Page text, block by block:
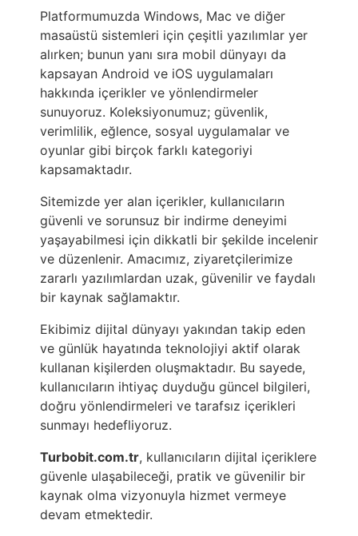
Platformumuzda Windows, Mac ve diğer
masaüstü sistemleri için çeşitli yazılımlar yer
alırken; bunun yanı sıra mobil dünyayı da
kapsayan Android ve iOS uygulamaları
hakkında içerikler ve yönlendirmeler
sunuyoruz. Koleksiyonumuz; güvenlik,
verimlilik, eğlence, sosyal uygulamalar ve
oyunlar gibi birçok farklı kategoriyi
kapsamaktadır.
Sitemizde yer alan içerikler, kullanıcıların
güvenli ve sorunsuz bir indirme deneyimi
yaşayabilmesi için dikkatli bir şekilde incelenir
ve düzenlenir. Amacımız, ziyaretçilerimize
zararlı yazılımlardan uzak, güvenilir ve faydalı
bir kaynak sağlamaktır.
Ekibimiz dijital dünyayı yakından takip eden
ve günlük hayatında teknolojiyi aktif olarak
kullanan kişilerden oluşmaktadır. Bu sayede,
kullanıcıların ihtiyaç duyduğu güncel bilgileri,
doğru yönlendirmeleri ve tarafsız içerikleri
sunmayı hedefliyoruz.
Turbobit.com.tr, kullanıcıların dijital içeriklere
güvenle ulaşabileceği, pratik ve güvenilir bir
kaynak olma vizyonuyla hizmet vermeye
devam etmektedir.